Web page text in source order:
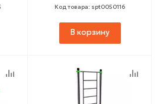
Код товара: spt0050116
В корзину